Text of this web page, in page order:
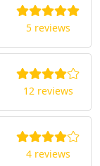
5 reviews
12 reviews
4 reviews